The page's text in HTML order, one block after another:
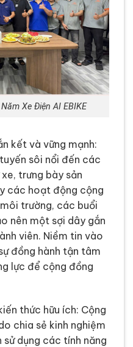
Xe Điện AI EBIKE
kết và vững mạnh:
sôi nổi đến các
trưng bày sản
các hoạt động cộng
trường, các buổi
nên một sợi dây gắn
viên. Niềm tin vào
đồng hành tận tâm
lực để cộng đồng
thức hữu ích: Cộng
chia sẻ kinh nghiệm
sử dụng các tính năng